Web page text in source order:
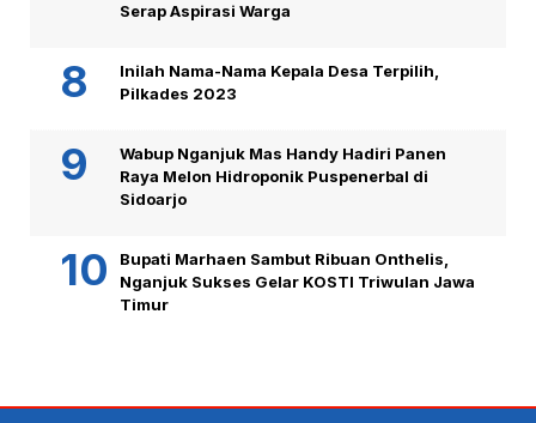
Serap Aspirasi Warga
Inilah Nama-Nama Kepala Desa Terpilih,
Pilkades 2023
Wabup Nganjuk Mas Handy Hadiri Panen
Raya Melon Hidroponik Puspenerbal di
Sidoarjo
Bupati Marhaen Sambut Ribuan Onthelis,
Nganjuk Sukses Gelar KOSTI Triwulan Jawa
Timur